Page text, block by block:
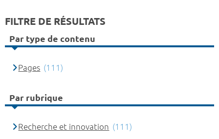
FILTRE DE RÉSULTATS
Par type de contenu
Pages (111)
Par rubrique
Recherche et innovation (111)